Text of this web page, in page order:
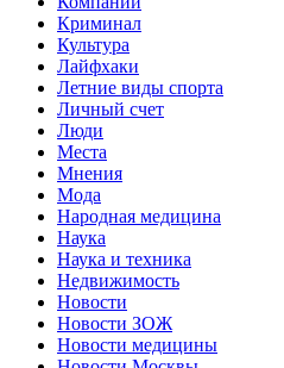
Криминал
Культура
Лайфхаки
Летние виды спорта
Личный счет
Люди
Места
Мнения
Мода
Народная медицина
Наука
Наука и техника
Недвижимость
Новости
Новости ЗОЖ
Новости медицины